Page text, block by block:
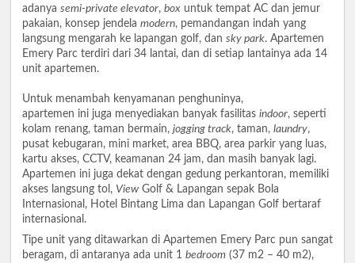
adanya semi-private elevator, box untuk tempat AC dan jemur
pakaian, konsep jendela modern, pemandangan indah yang
langsung mengarah ke lapangan golf, dan sky park. Apartemen
Emery Parc terdiri dari 34 lantai, dan di setiap lantainya ada 14
unit apartemen.
Untuk menambah kenyamanan penghuninya,
apartemen ini juga menyediakan banyak fasilitas indoor, seperti
kolam renang, taman bermain, jogging track, taman, laundry,
pusat kebugaran, mini market, area BBQ, area parkir yang luas,
kartu akses, CCTV, keamanan 24 jam, dan masih banyak lagi.
Apartemen ini juga dekat dengan gedung perkantoran, memiliki
akses langsung tol, View Golf & Lapangan sepak Bola
Internasional, Hotel Bintang Lima dan Lapangan Golf bertaraf
internasional.
Tipe unit yang ditawarkan di Apartemen Emery Parc pun sangat
beragam, di antaranya ada unit 1 bedroom (37 m2 – 40 m2),